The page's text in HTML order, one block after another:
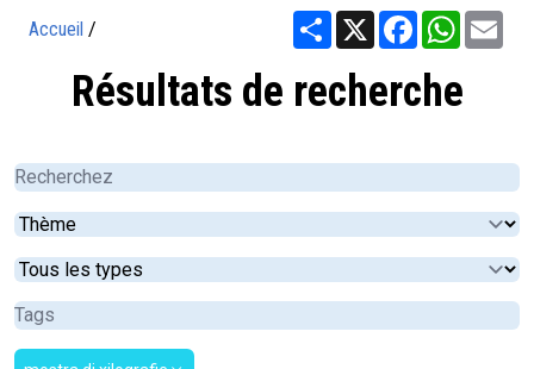
Accueil / Share X Facebook
Résultats de recherche